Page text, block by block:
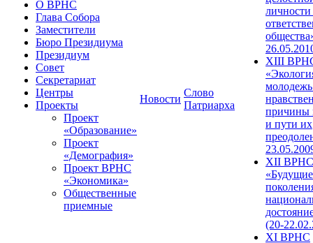
О ВРНС
Глава Собора
Заместители
Бюро Президиума
Президиум
Совет
Секретариат
Центры
Проекты
Проект
«Образование»
Проект
«Демография»
Проект ВРНС
«Экономика»
Общественные
приемные
Новости
Слово
Патриарха
XIII
причины
и пути их
XII ВРНС
«Будущие
(20-
XI ВРНС